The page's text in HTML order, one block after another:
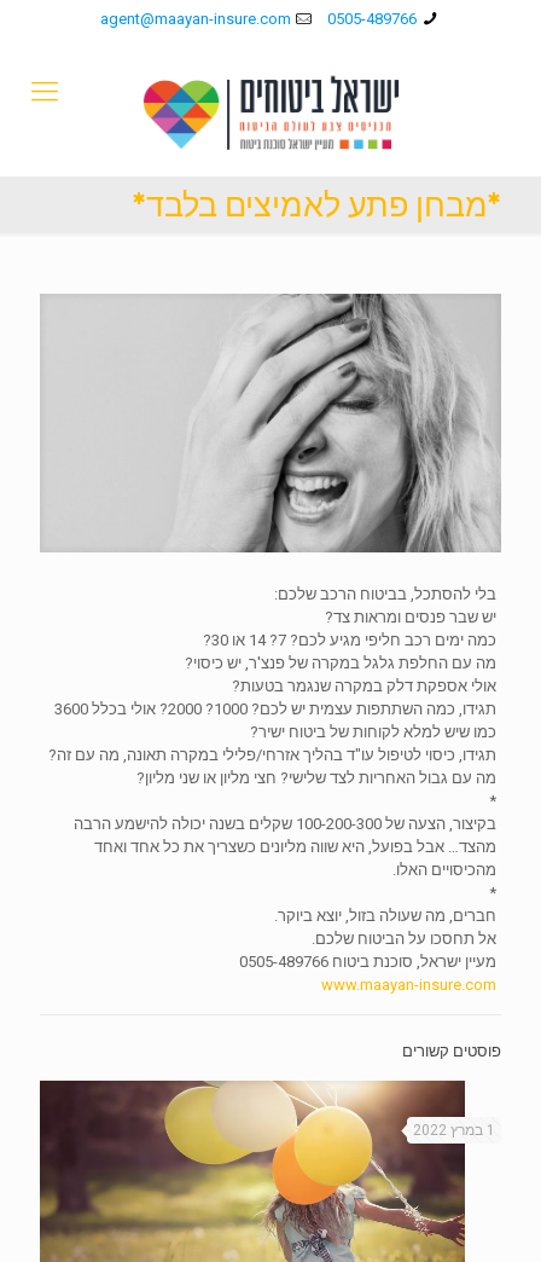
0505-489766
agent@maayan-insure.com
*מבחן פתע לאמיצים בלבד*
בלי להסתכל, בביטוח הרכב שלכם:
יש שבר פנסים ומראות צד?
כמה ימים רכב חליפי מגיע לכם? 7? 14 או 30?
מה עם החלפת גלגל במקרה של פנצ'ר, יש כיסוי?
אולי אספקת דלק במקרה שנגמר בטעות?
תגידו, כמה השתתפות עצמית יש לכם? 1000? 2000? אולי בכלל 3600
כמו שיש למלא לקוחות של ביטוח ישיר?
תגידו, כיסוי לטיפול עו"ד בהליך אזרחי/פלילי במקרה תאונה, מה עם זה?
מה עם גבול האחריות לצד שלישי? חצי מליון או שני מליון?
*
בקיצור, הצעה של 100-200-300 שקלים בשנה יכולה להישמע הרבה
מהצד… אבל בפועל, היא שווה מליונים כשצריך את כל אחד ואחד
מהכיסויים האלו.
*
חברים, מה שעולה בזול, יוצא ביוקר.
אל תחסכו על הביטוח שלכם.
מעיין ישראל, סוכנת ביטוח 0505-489766
www.maayan-insure.com
פוסטים קשורים
1 במרץ 2022